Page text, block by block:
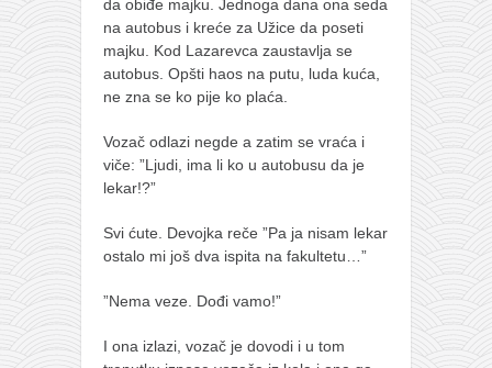
da obiđe majku. Jednoga dana ona seda
na autobus i kreće za Užice da poseti
majku. Kod Lazarevca zaustavlja se
autobus. Opšti haos na putu, luda kuća,
ne zna se ko pije ko plaća.
Vozač odlazi negde a zatim se vraća i
viče: ”Ljudi, ima li ko u autobusu da je
lekar!?”
Svi ćute. Devojka reče ”Pa ja nisam lekar
ostalo mi još dva ispita na fakultetu…”
”Nema veze. Dođi vamo!”
I ona izlazi, vozač je dovodi i u tom